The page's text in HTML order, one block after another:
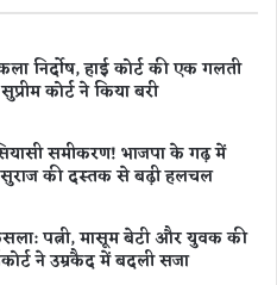
निर्दोष, हाई कोर्ट की एक गलती
कोर्ट ने किया बरी
समीकरण! भाजपा के गढ़ में
सुराज की दस्तक से बढ़ी हलचल
पत्नी, मासूम बेटी और युवक की
ने उम्रकैद में बदली सजा